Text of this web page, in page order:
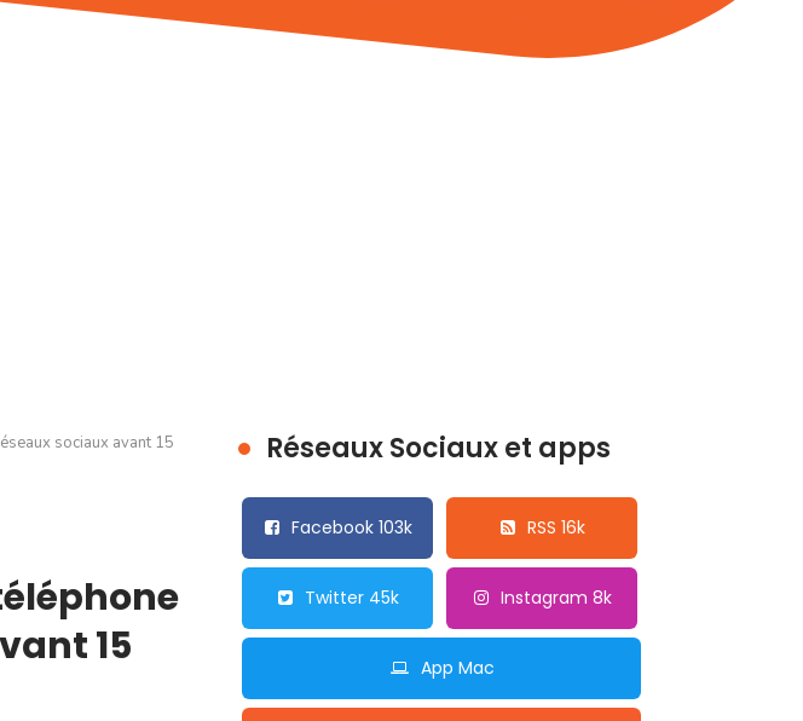
sociaux avant 15
15
Réseaux Sociaux et apps
Facebook 103k RSS 16k
Twitter 45k Instagram 8k
App Mac